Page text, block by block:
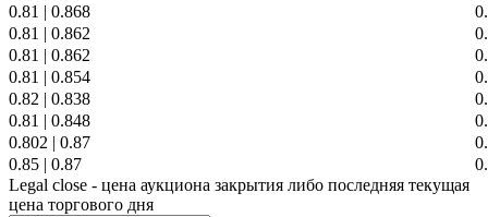
0.81 | 0.868
0.81 | 0.862
0.81 | 0.862
0.81 | 0.854
0.82 | 0.838
0.81 | 0.848
0.802 | 0.87
0.85 | 0.87
Legal close - цена аукциона закрытия либо последняя текущая
цена торгового дня